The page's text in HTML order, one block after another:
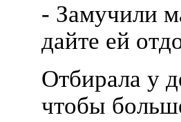
- Замучили
дайте ей
Отбирала у
чтобы